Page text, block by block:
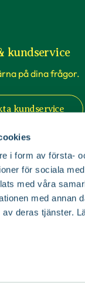
i form av första-
för sociala
med våra
med annan
deras tjänster.
kundservice
på dina frågor.
kundservice
till våra 63
Från Malmö i